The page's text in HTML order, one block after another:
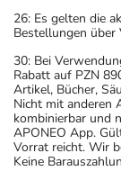
26: Es gelten die
Bestellungen über
30: Bei
Rabatt auf PZN
Artikel, Bücher,
Nicht mit anderen
kombinierbar und
APONEO App.
Vorrat reicht. Wir
Keine